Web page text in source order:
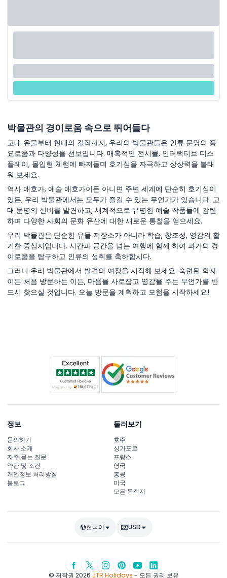
박물관의 경이로움 속으로 뛰어들다
고대 유물부터 현대의 걸작까지, 우리의 박물관들은 인류 문명의 풍
요로움과 다양성을 선보입니다. 매혹적인 전시물, 인터랙티브 디스
플레이, 몰입형 체험에 빠져들며 호기심을 자극하고 상상력을 불태
워 보세요.
역사 애호가, 예술 애호가이든 아니면 주변 세계에 단순히 호기심이
있든, 우리 박물관에서는 모두가 즐길 수 있는 무언가가 있습니다. 고
대 문명의 신비를 발견하고, 세계적으로 유명한 예술 작품들에 감탄
하며 다양한 사회의 문화 유산에 대한 새로운 통찰을 얻으세요.
우리 박물관은 단순한 유물 저장소가 아니라 학습, 창조성, 영감의 활
기찬 중심지입니다. 시간과 공간을 넘는 여행에 함께 하여 과거의 경
이로움을 탐구하고 인류의 성취를 축하합시다.
그러니 우리 박물관에서 발견의 여정을 시작해 보세요. 숙련된 학자
이든 처음 방문하는 이든, 마음을 사로잡고 영감을 주는 무언가를 반
드시 찾으실 것입니다. 오늘 방문을 계획하고 모험을 시작하세요!
정보
문의하기
회사 소개
자주 묻는 질문
약관 및 조건
개인정보 처리방침
블로그
둘러보기
호주
싱가포르
프랑스
영국
홍콩
미국
모든 목적지
한국어 USD
© 저작권 2026 JTR Holidays - 모든 권리 보유